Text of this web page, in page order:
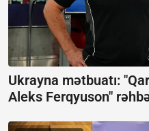
Ukrayna mətbuatı:
Aleks Ferqyuson"